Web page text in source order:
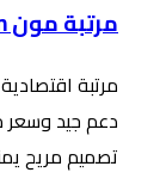
مرتبة مون Moon
مرتبة
دعم جيد وسعر
تصميم مريح